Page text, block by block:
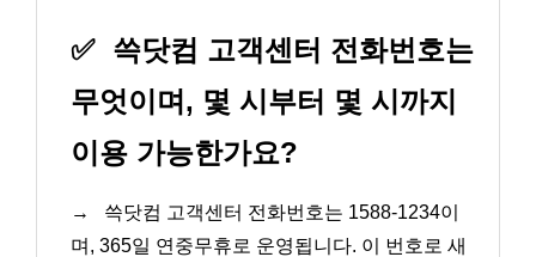
✅ 쓱닷컴 고객센터 전화번호는
무엇이며, 몇 시부터 몇 시까지
이용 가능한가요?
→
쓱닷컴 고객센터 전화번호는 1588-1234이
며, 365일 연중무휴로 운영됩니다. 이 번호로 새